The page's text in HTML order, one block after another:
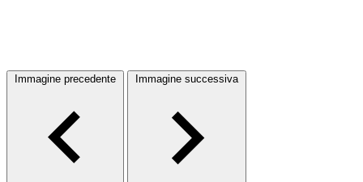
Immagine precedente Immagine successiva